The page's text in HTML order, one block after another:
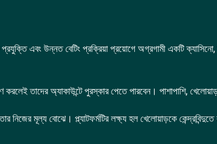
এবং উন্নত বেটিং প্রক্রিয়া প্রয়োগে অগ্রগামী একটি
তাদের অ্যাকাউন্টে পুরস্কার পেতে পারবেন। পাশাপাশি,
নিজের মূল্য বোঝে। প্ল্যাটফর্মটির লক্ষ্য হল খেলোয়াড়কে